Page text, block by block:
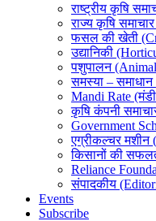
राष्ट्रीय कृषि
राज्य कृषि
फसल की खेती
उद्यानिकी
पशुपालन
समस्या –
Mandi Rate
कृषि कंपनी
Government
एग्रीकल्चर
किसानों की
Reliance
संपादकीय
Events
Subscribe